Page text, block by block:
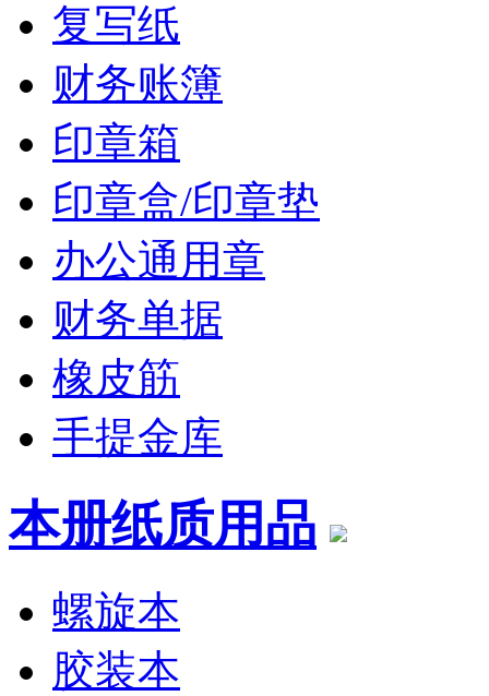
复写纸
财务账簿
印章箱
印章盒/印章垫
办公通用章
财务单据
橡皮筋
手提金库
本册纸质用品
螺旋本
胶装本